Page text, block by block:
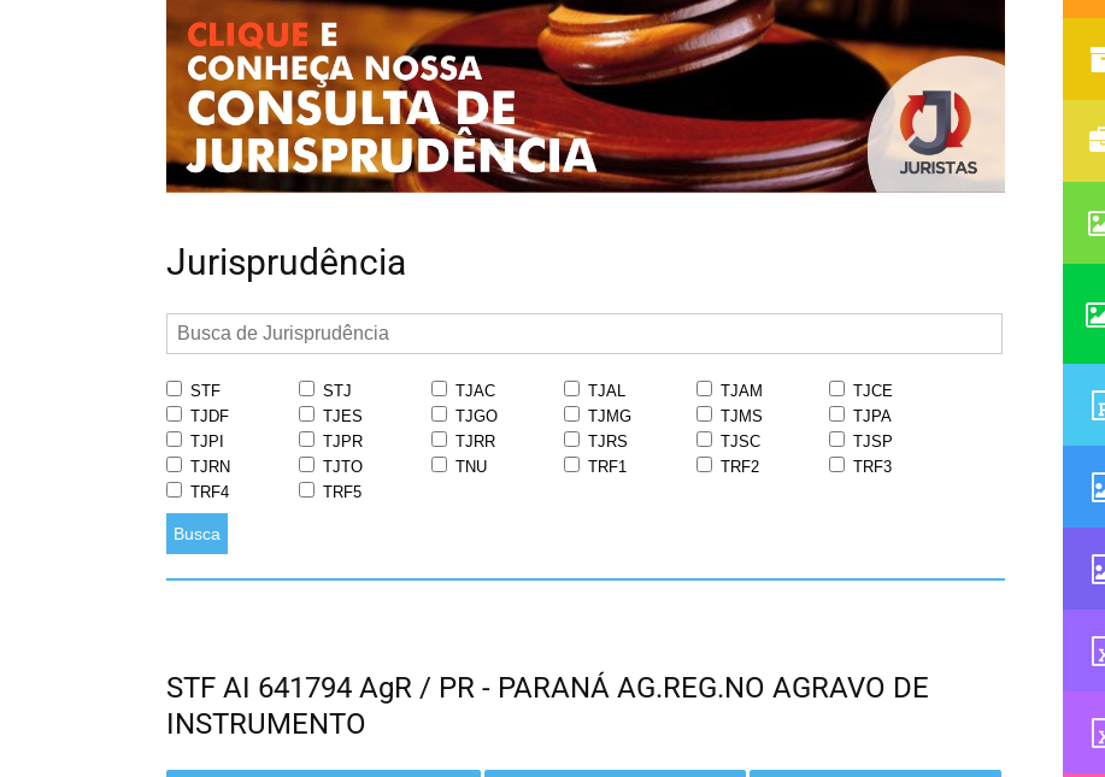
Jurisprudência
STF STJ TJAC TJAL TJAM
TJCE
TJDF
TJES TJGO TJMG TJMS
TJPA
TJPI
TJPR TJRR TJRS TJSC
TJSP
TJRN
TJTO TNU TRF1 TRF2
TRF3
TRF4
TRF5
Busca
STF AI 641794 AgR / PR - PARANÁ AG.REG.NO AGRAVO DE
INSTRUMENTO